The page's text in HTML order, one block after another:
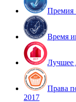
Премия
Время
Лучшее
Права
2017